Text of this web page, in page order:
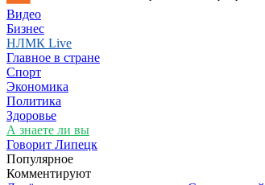
Видео
Бизнес
НЛМК Live
Главное в стране
Спорт
Экономика
Политика
Здоровье
А знаете ли вы
Говорит Липецк
Популярное
Комментируют